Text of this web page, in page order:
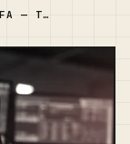
每月 $350，打垮你的 MFA — Tycoon 2FA 的犯罪 SaaS 模型